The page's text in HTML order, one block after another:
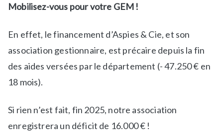
e
s
i
i
t
é
d
p
l
Mobilisez-vous pour votre GEM !
En effet, le financement d’Aspies & Cie, et son
association gestionnaire, est précaire depuis la fin
des aides versées par le département (- 47.250 € en
18 mois).
Si rien n’est fait, fin 2025, notre association
enregistrera un déficit de 16.000 € !